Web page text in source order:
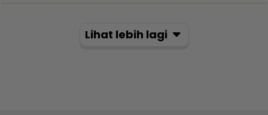
Lihat lebih lagi